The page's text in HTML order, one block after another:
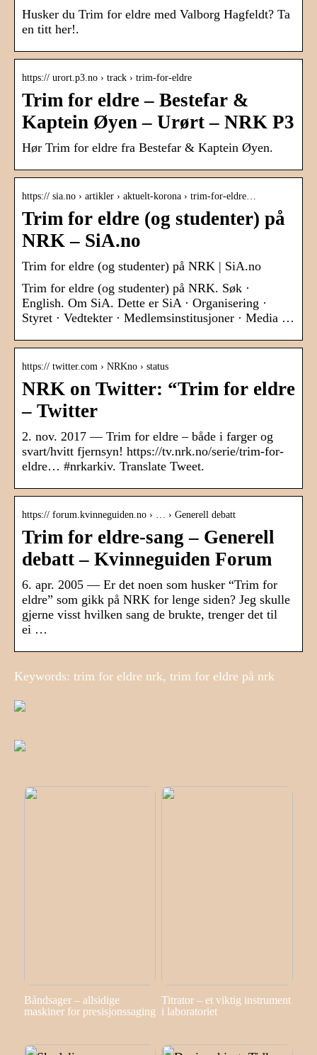
Husker du Trim for eldre med Valborg Hagfeldt? Ta
en titt her!.
https:// urort.p3.no › track › trim-for-eldre
Trim for eldre – Bestefar &
Kaptein Øyen – Urørt – NRK P3
Hør Trim for eldre fra Bestefar & Kaptein Øyen.
https:// sia.no › artikler › aktuelt-korona › trim-for-eldre…
Trim for eldre (og studenter) på
NRK – SiA.no
Trim for eldre (og studenter) på NRK | SiA.no
Trim for eldre (og studenter) på NRK. Søk ·
English. Om SiA. Dette er SiA · Organisering ·
Styret · Vedtekter · Medlemsinstitusjoner · Media …
https:// twitter.com › NRKno › status
NRK on Twitter: “Trim for eldre
– Twitter
2. nov. 2017 — Trim for eldre – både i farger og
svart/hvitt fjernsyn! https://tv.nrk.no/serie/trim-for-
eldre… #nrkarkiv. Translate Tweet.
https:// forum.kvinneguiden.no › … › Generell debatt
Trim for eldre-sang – Generell
debatt – Kvinneguiden Forum
6. apr. 2005 — Er det noen som husker “Trim for
eldre” som gikk på NRK for lenge siden? Jeg skulle
gjerne visst hvilken sang de brukte, trenger det til
ei …
Keywords: trim for eldre nrk, trim for eldre på nrk
Båndsager – allsidige
maskiner for presisjonssaging
Titrator – et viktig instrument
i laboratoriet